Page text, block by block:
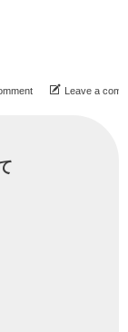
Leave a